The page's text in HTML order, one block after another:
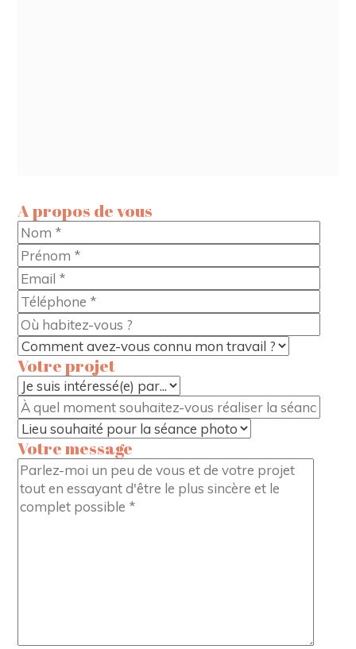
A propos de vous
Veuillez laisser ce champ vide.
Votre projet
Veuillez laisser ce champ vide.
Votre message